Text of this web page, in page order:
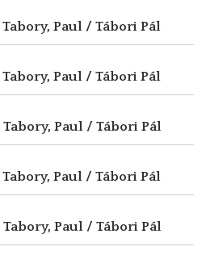
Tabory, Paul / Tábori Pál
Tabory, Paul / Tábori Pál
Tabory, Paul / Tábori Pál
Tabory, Paul / Tábori Pál
Tabory, Paul / Tábori Pál